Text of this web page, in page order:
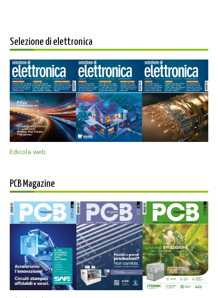
Selezione di elettronica
Edicola web
PCB Magazine